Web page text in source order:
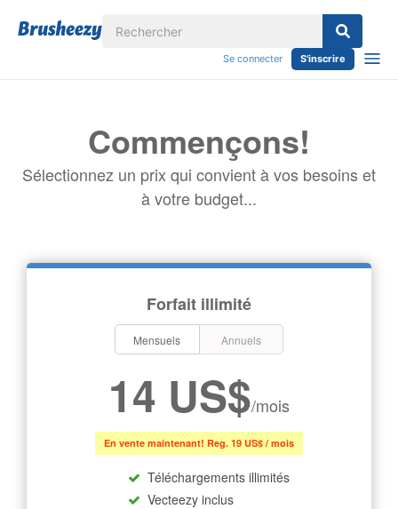
Se connecter S'inscrire
Commençons!
Sélectionnez un prix qui convient à vos besoins et
à votre budget...
Forfait illimité
Mensuels Annuels
14 US$/mois
En vente maintenant! Reg. 19 US$ / mois
Téléchargements illimités
Vecteezy inclus